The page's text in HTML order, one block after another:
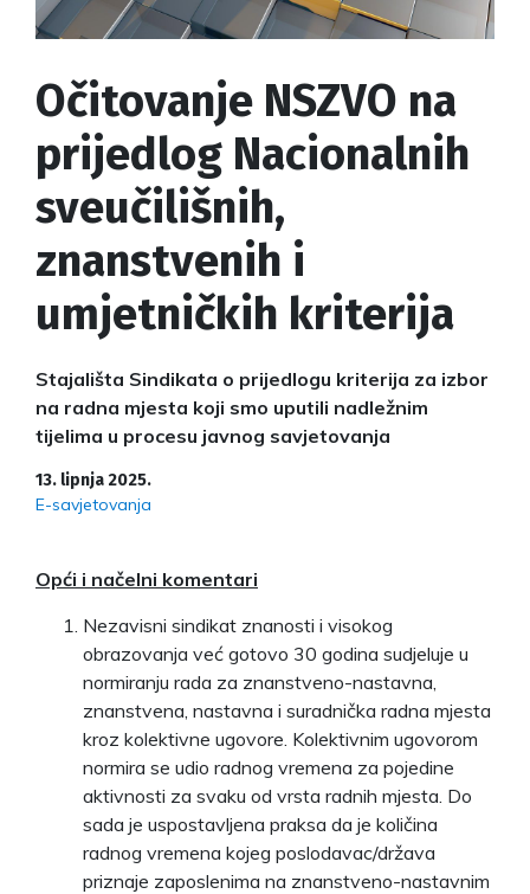
Očitovanje NSZVO na
prijedlog Nacionalnih
sveučilišnih,
znanstvenih i
umjetničkih kriterija
Stajališta Sindikata o prijedlogu kriterija za izbor
na radna mjesta koji smo uputili nadležnim
tijelima u procesu javnog savjetovanja
13. lipnja 2025.
E-savjetovanja
Opći i načelni komentari
Nezavisni sindikat znanosti i visokog
obrazovanja već gotovo 30 godina sudjeluje u
normiranju rada za znanstveno-nastavna,
znanstvena, nastavna i suradnička radna mjesta
kroz kolektivne ugovore. Kolektivnim ugovorom
normira se udio radnog vremena za pojedine
aktivnosti za svaku od vrsta radnih mjesta. Do
sada je uspostavljena praksa da je količina
radnog vremena kojeg poslodavac/država
priznaje zaposlenima na znanstveno-nastavnim